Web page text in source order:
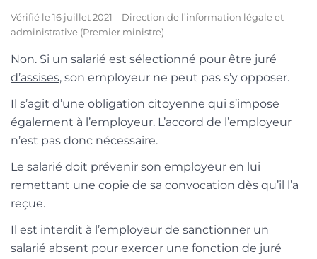
Vérifié le 16 juillet 2021 – Direction de l’information légale et
administrative (Premier ministre)
Non. Si un salarié est sélectionné pour être juré
d’assises, son employeur ne peut pas s’y opposer.
Il s’agit d’une obligation citoyenne qui s’impose
également à l’employeur. L’accord de l’employeur
n’est pas donc nécessaire.
Le salarié doit prévenir son employeur en lui
remettant une copie de sa convocation dès qu’il l’a
reçue.
Il est interdit à l’employeur de sanctionner un
salarié absent pour exercer une fonction de juré